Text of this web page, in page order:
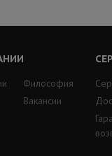
Философия
Вакансии